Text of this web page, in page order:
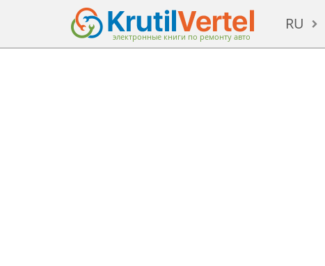
электронные книги по ремонту авто
RU